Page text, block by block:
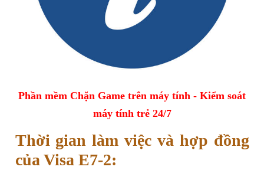
Phần mềm Chặn Game trên máy tính - Kiểm soát
máy tính trẻ 24/7
Thời gian làm việc và hợp đồng
của Visa E7-2: